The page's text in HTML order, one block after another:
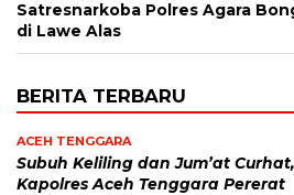
Satresnarkoba Polres Agara
di Lawe Alas
BERITA TERBARU
ACEH TENGGARA
Subuh Keliling dan Jum’at Curhat,
Kapolres Aceh Tenggara Pererat